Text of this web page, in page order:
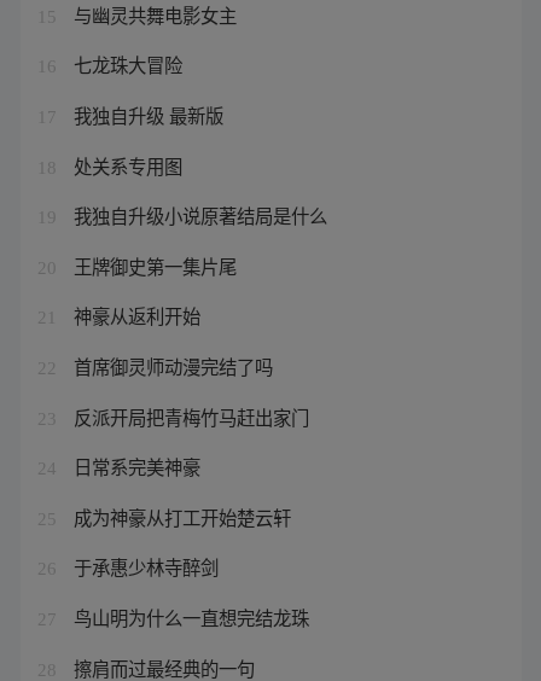
15 与幽灵共舞电影女主
16 七龙珠大冒险
17 我独自升级 最新版
18 处关系专用图
19 我独自升级小说原著结局是什么
20 王牌御史第一集片尾
21 神豪从返利开始
22 首席御灵师动漫完结了吗
23 反派开局把青梅竹马赶出家门
24 日常系完美神豪
25 成为神豪从打工开始楚云轩
26 于承惠少林寺醉剑
27 鸟山明为什么一直想完结龙珠
28 擦肩而过最经典的一句